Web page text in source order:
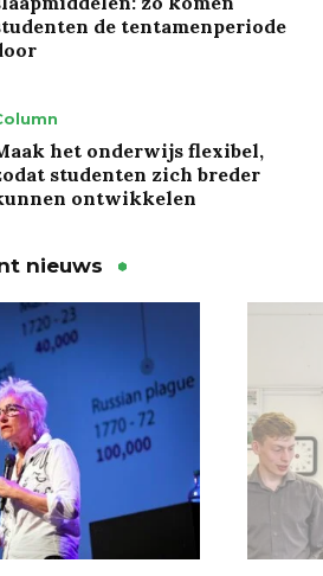
de tentamenperiode
het onderwijs flexibel,
studenten zich breder
ontwikkelen
nieuws